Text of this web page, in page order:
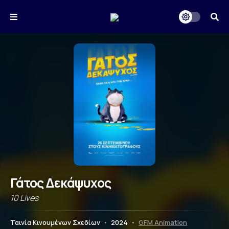
Γάτος Δεκάψυχος
10 Lives
Ταινία Κινουμένων Σχεδίων • 2024 • GFM Animation